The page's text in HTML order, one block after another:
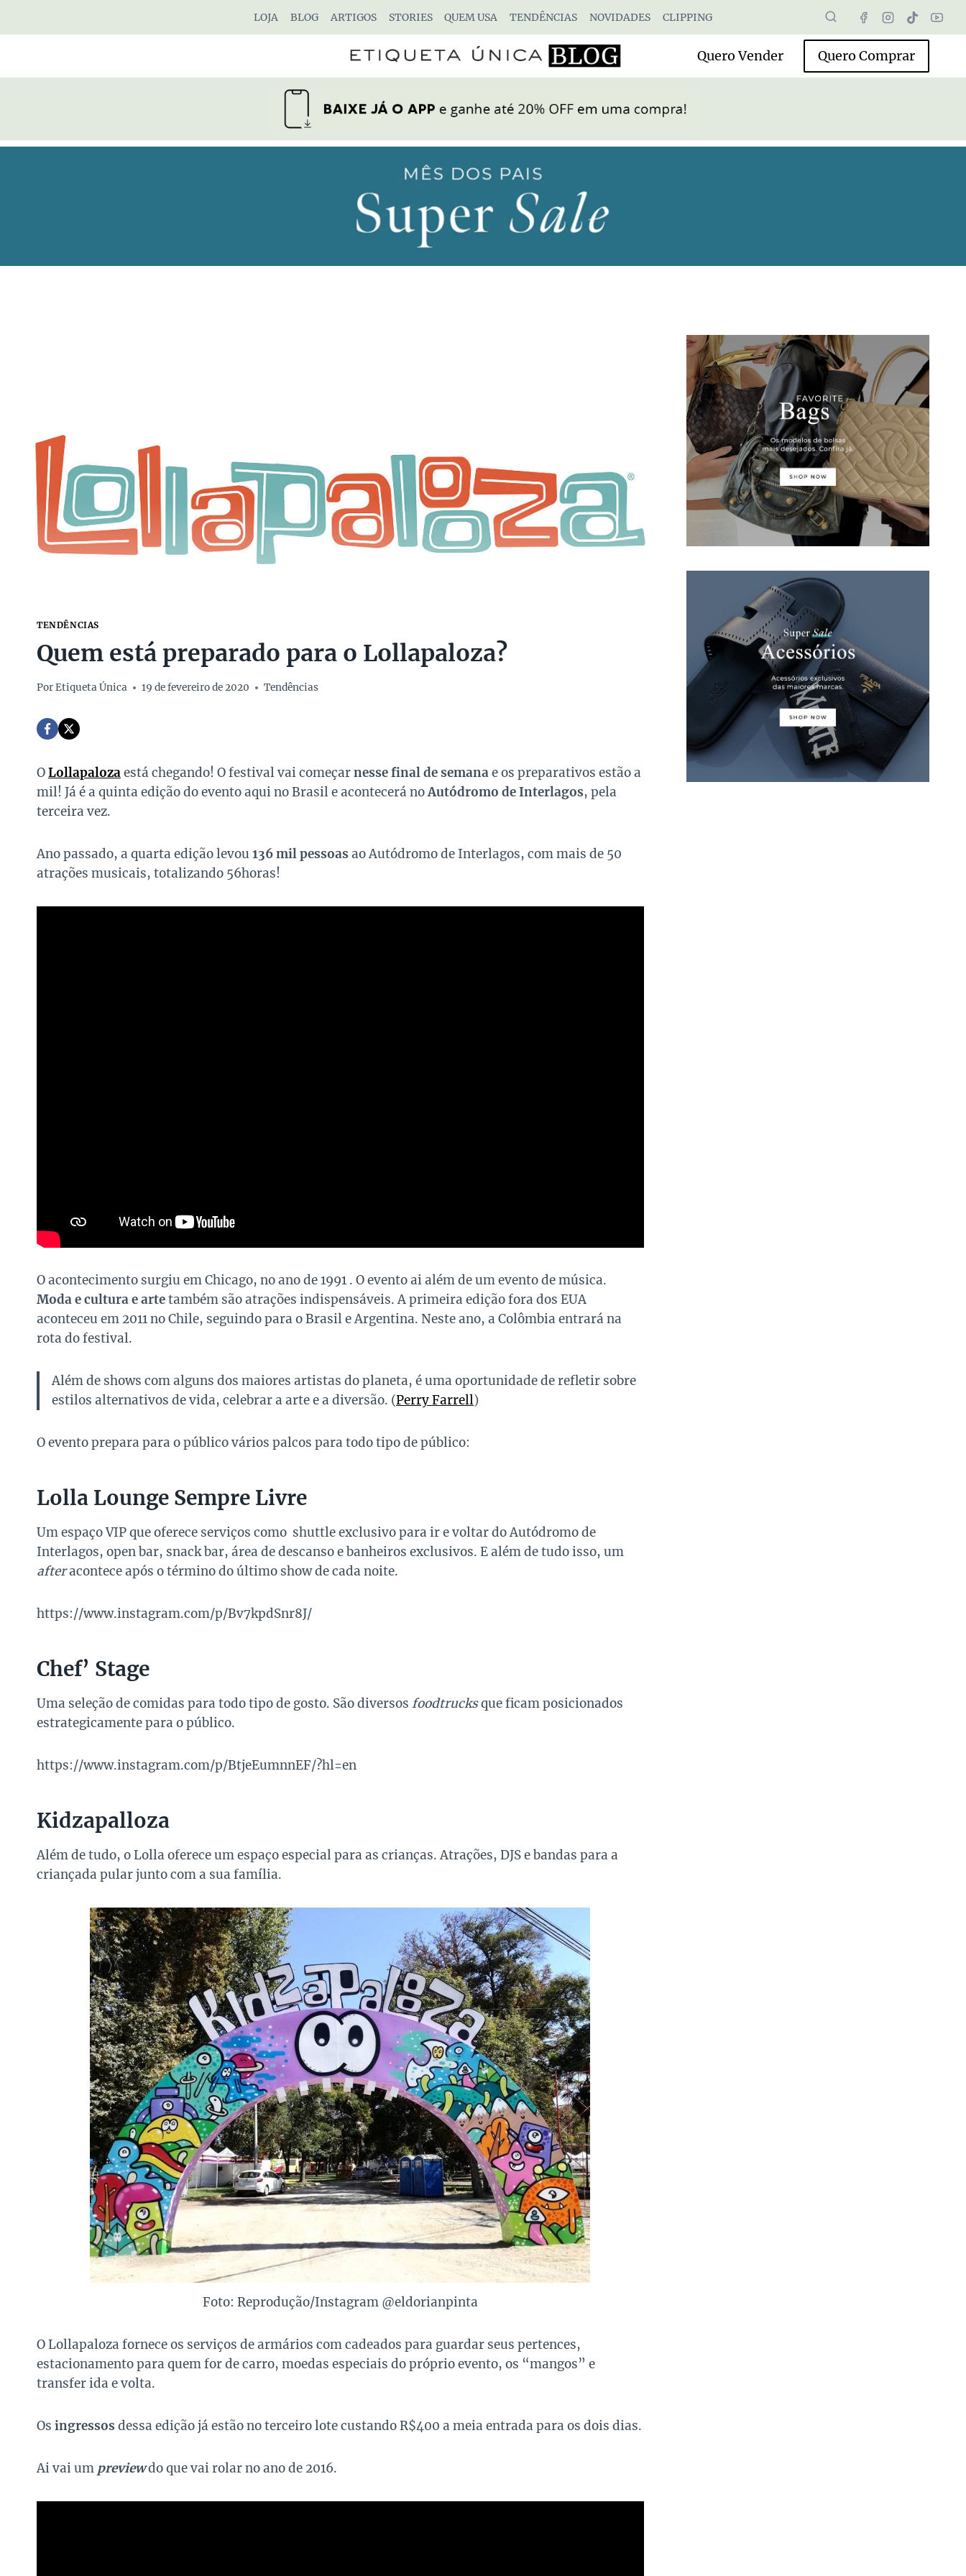
LOJA BLOG ARTIGOS STORIES QUEM USA TENDÊNCIAS NOVIDADES CLIPPING
Quero Vender Quero Comprar
TENDÊNCIAS
Quem está preparado para o Lollapaloza?
PorEtiqueta Única 19 de fevereiro de 2020 Tendências
OLollapalozaestá chegando! O festival vai começarnesse final de semanae os preparativos estão a
mil! Já é a quinta edição do evento aqui no Brasil e acontecerá noAutódromo de Interlagos, pela
terceira vez.
Ano passado, a quarta edição levou 136 mil pessoas ao Autódromo de Interlagos, com mais de 50
atrações musicais, totalizando 56horas!
O acontecimento surgiu em Chicago, no ano de 1991 . O evento ai além de um evento de música.
Moda e cultura e artetambém são atrações indispensáveis. A primeira edição fora dos EUA
aconteceu em 2011 no Chile, seguindo para o Brasil e Argentina. Neste ano, a Colômbia entrará na
rota do festival.
Além de shows com alguns dos maiores artistas do planeta, é uma oportunidade de refletir sobre
estilos alternativos de vida, celebrar a arte e a diversão. (Perry Farrell)
O evento prepara para o público vários palcos para todo tipo de público:
Lolla Lounge Sempre Livre
Um espaço VIP que oferece serviços como shuttle exclusivo para ir e voltar do Autódromo de
Interlagos, open bar, snack bar, área de descanso e banheiros exclusivos. E além de tudo isso, um
afteracontece após o término do último show de cada noite.
https://www.instagram.com/p/Bv7kpdSnr8J/
Chef’ Stage
Uma seleção de comidas para todo tipo de gosto. São diversos foodtrucksque ficam posicionados
estrategicamente para o público.
https://www.instagram.com/p/BtjeEumnnEF/?hl=en
Kidzapalloza
Além de tudo, o Lolla oferece um espaço especial para as crianças. Atrações, DJS e bandas para a
criançada pular junto com a sua família.
Foto: Reprodução/Instagram @eldorianpinta
O Lollapaloza fornece os serviços de armários com cadeados para guardar seus pertences,
estacionamento para quem for de carro, moedas especiais do próprio evento, os “mangos” e
transfer ida e volta.
Os ingressos dessa edição já estão no terceiro lote custando R$400 a meia entrada para os dois dias.
Ai vai um previewdo que vai rolar no ano de 2016.